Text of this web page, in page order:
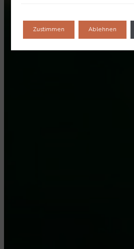
Zustimmen Ablehnen